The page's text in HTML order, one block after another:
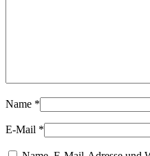
Name *
E-Mail *